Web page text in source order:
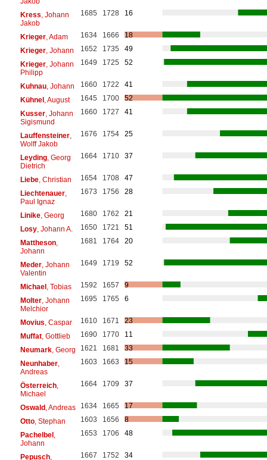
Kress , Johann
Jakob
1685 1728 16
Krieger, Adam 1634 1666
18
Krieger, Johann 1652 1735
49
Krieger, Johann
Philipp
1649 1725 52
Kuhnau, Johann 1660 1722
41
Kühnel, August 1645 1700
52
Kusser, Johann
Sigismund
1660 1727 41
Lauffensteiner,
Wolff Jakob
1676 1754 25
Leyding, Georg
Dietrich
1664 1710 37
Liebe, Christian 1654 1708
47
Liechtenauer,
Paul Ignaz
1673 1756 28
Linike, Georg 1680 1762
21
Losy, Johann A. 1650 1721
51
Mattheson,
Johann
1681 1764 20
Meder, Johann
Valentin
1649 1719 52
Michael, Tobias 1592 1657
9
Molter, Johann
Melchior
1695 1765 6
Movius , Caspar 1610 1671
23
Muffat, Gottlieb 1690 1770
11
Neumark, Georg 1621 1681
33
Neunhaber,
Andreas
1603 1663 15
Österreich,
Michael
1664 1709 37
Oswald, Andreas 1634 1665
17
Otto, Stephan 1603 1656
8
Pachelbel,
Johann
1653 1706 48
Pepusch,
1667 1752 34